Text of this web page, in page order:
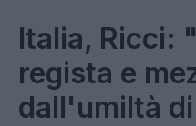
Italia, Ricci:
regista e
dall'umiltà